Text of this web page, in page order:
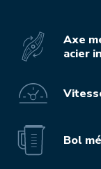
Axe
acier
Bol